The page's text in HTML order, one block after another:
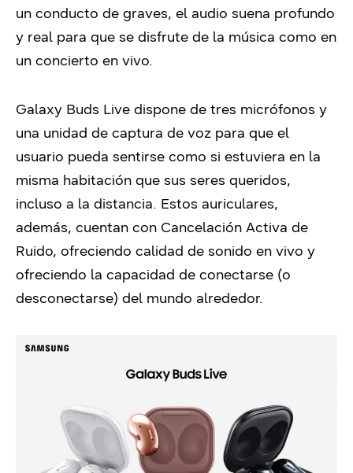
un conducto de graves, el audio suena profundo
y real para que se disfrute de la música como en
un concierto en vivo.
Galaxy Buds Live dispone de tres micrófonos y
una unidad de captura de voz para que el
usuario pueda sentirse como si estuviera en la
misma habitación que sus seres queridos,
incluso a la distancia. Estos auriculares,
además, cuentan con Cancelación Activa de
Ruido, ofreciendo calidad de sonido en vivo y
ofreciendo la capacidad de conectarse (o
desconectarse) del mundo alrededor.